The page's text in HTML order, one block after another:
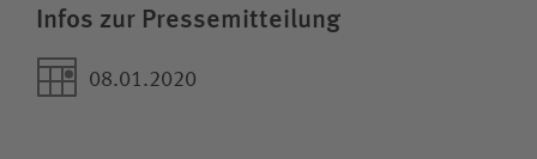
Infos zur Pressemitteilung
08.01.2020